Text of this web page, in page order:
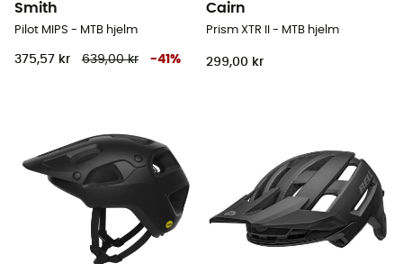
Smith
Pilot MIPS - MTB hjelm
375,57 kr 639,00 kr -41 %
Cairn
Prism XTR II - MTB hjelm
299,00 kr